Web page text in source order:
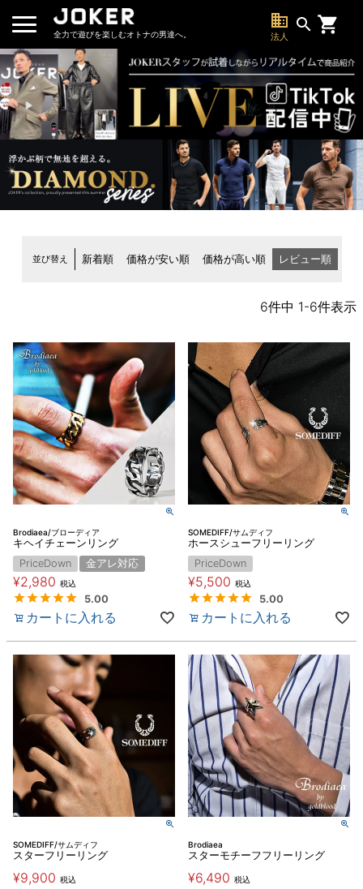
全力で遊びを楽しむオトナの男達へ。
business
法人
search
並び替え 新着順 価格が安い順 価格が高い順 レビュー順
6件中 1-6件表示
Brodiaea/ブローディア
キヘイチェーンリング
PriceDown
金アレ対応
¥2,980 税込
5.00
カートに入れる
SOMEDIFF/サムディフ
ホースシューフリーリング
PriceDown
¥5,500 税込
5.00
カートに入れる
SOMEDIFF/サムディフ
スターフリーリング
¥9,900 税込
Brodiaea
スターモチーフフリーリング
¥6,490 税込